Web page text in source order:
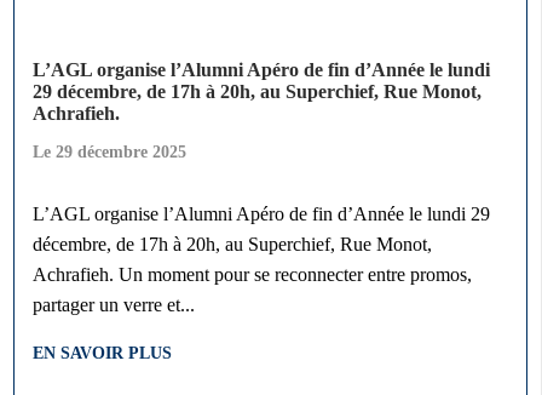
L’AGL organise l’Alumni Apéro de fin d’Année le lundi
29 décembre, de 17h à 20h, au Superchief, Rue Monot,
Achrafieh.
Le29 décembre 2025
L’AGL organise l’Alumni Apéro de fin d’Année le lundi 29
décembre, de 17h à 20h, au Superchief, Rue Monot,
Achrafieh. Un moment pour se reconnecter entre promos,
partager un verre et...
EN SAVOIR PLUS